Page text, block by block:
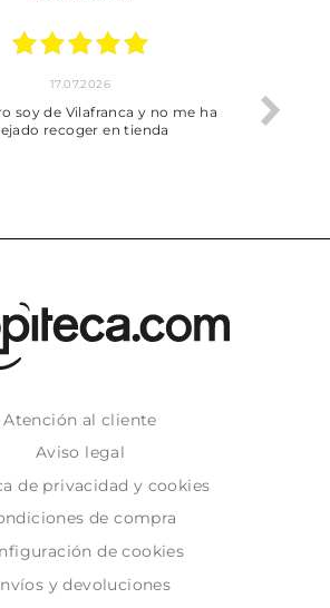
17.07.2026
soy de Vilafranca y no me ha
recoger en tienda
Atención al cliente
Aviso legal
de privacidad y cookies
de compra
de cookies
y devoluciones